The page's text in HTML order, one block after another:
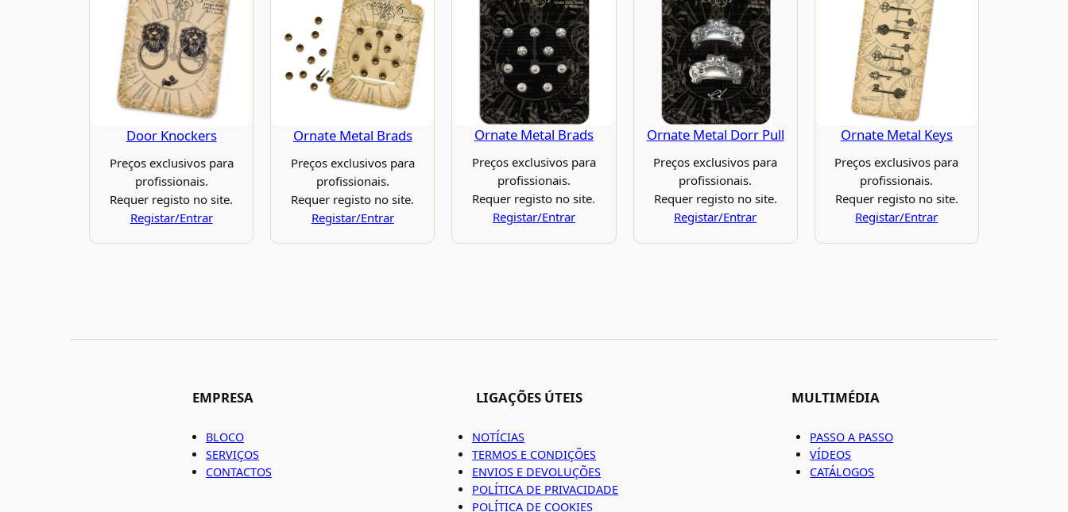
Door Knockers
Preços exclusivos para
profissionais.
Requer registo no site.
Registar/Entrar
Ornate Metal Brads
Preços exclusivos para
profissionais.
Requer registo no site.
Registar/Entrar
Ornate Metal Brads
Preços exclusivos para
profissionais.
Requer registo no site.
Registar/Entrar
Ornate Metal Dorr Pull
Preços exclusivos para
profissionais.
Requer registo no site.
Registar/Entrar
Ornate Metal Keys
Preços exclusivos para
profissionais.
Requer registo no site.
Registar/Entrar
EMPRESA
BLOCO
SERVIÇOS
CONTACTOS
LIGAÇÕES ÚTEIS
NOTÍCIAS
TERMOS E CONDIÇÕES
ENVIOS E DEVOLUÇÕES
POLÍTICA DE PRIVACIDADE
POLÍTICA DE COOKIES
MULTIMÉDIA
PASSO A PASSO
VÍDEOS
CATÁLOGOS